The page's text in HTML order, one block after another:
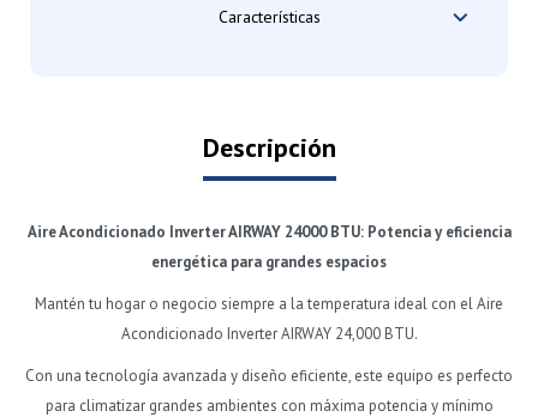
Características
Descripción
Aire Acondicionado Inverter AIRWAY 24000 BTU: Potencia y eficiencia
energética para grandes espacios
Mantén tu hogar o negocio siempre a la temperatura ideal con el Aire
Acondicionado Inverter AIRWAY 24,000 BTU.
Con una tecnología avanzada y diseño eficiente, este equipo es perfecto
para climatizar grandes ambientes con máxima potencia y mínimo